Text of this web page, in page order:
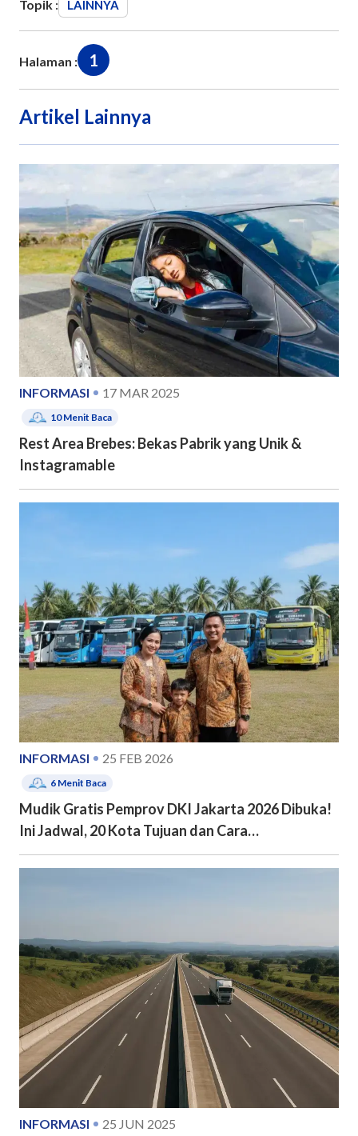
Topik : LAINNYA
Halaman : 1
Artikel Lainnya
INFORMASI 17 MAR 2025
10Menit Baca
Rest Area Brebes: Bekas Pabrik yang Unik &
Instagramable
INFORMASI 25 FEB 2026
6 Menit Baca
Mudik Gratis Pemprov DKI Jakarta 2026 Dibuka!
Ini Jadwal, 20 Kota Tujuan dan Cara
Pendaftarannya
INFORMASI 25 JUN 2025